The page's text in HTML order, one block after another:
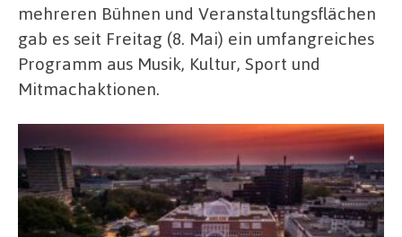
mehreren Bühnen und Veranstaltungsflächen
gab es seit Freitag (8. Mai) ein umfangreiches
Programm aus Musik, Kultur, Sport und
Mitmachaktionen.